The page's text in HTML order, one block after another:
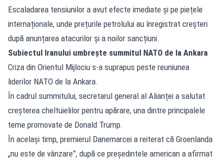
Escaladarea tensiunilor a avut efecte imediate și pe piețele
internaționale, unde prețurile petrolului au înregistrat creșteri
după anunțarea atacurilor și a noilor sancțiuni.
Subiectul Iranului umbrește summitul NATO de la Ankara
Criza din Orientul Mijlociu s-a suprapus peste reuniunea
liderilor NATO de la Ankara.
În cadrul summitului, secretarul general al Alianței a salutat
creșterea cheltuielilor pentru apărare, una dintre principalele
teme promovate de Donald Trump.
În același timp, premierul Danemarcei a reiterat că Groenlanda
„nu este de vânzare”, după ce președintele american a afirmat